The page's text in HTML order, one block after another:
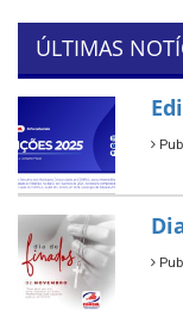
ÚLTIMAS